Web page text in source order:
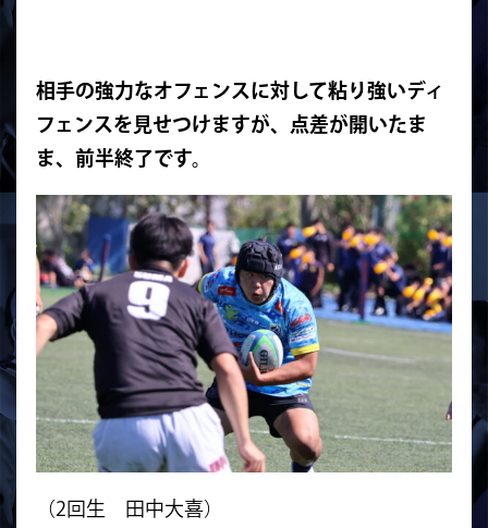
相手の強力なオフェンスに対して粘り強いディ
フェンスを見せつけますが、点差が開いたま
ま、前半終了です。
（2回生 田中大喜）